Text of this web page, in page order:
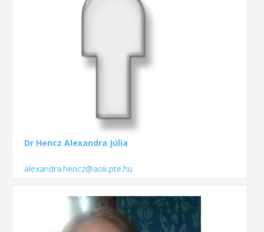
Dr Hencz Alexandra Júlia
alexandra.hencz@aok.pte.hu